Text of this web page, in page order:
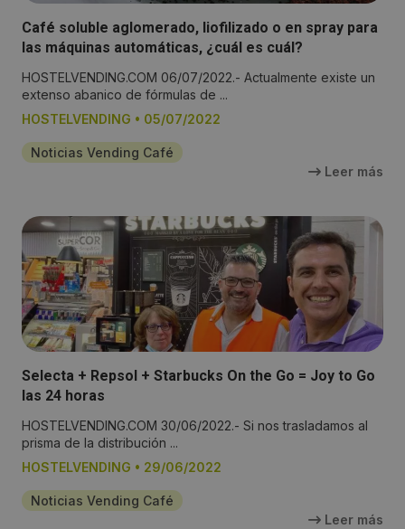
Café soluble aglomerado, liofilizado o en spray para
las máquinas automáticas, ¿cuál es cuál?
HOSTELVENDING.COM 06/07/2022.- Actualmente existe un
extenso abanico de fórmulas de ...
HOSTELVENDING • 05/07/2022
Noticias Vending Café
Leer más
Selecta + Repsol + Starbucks On the Go = Joy to Go
las 24 horas
HOSTELVENDING.COM 30/06/2022.- Si nos trasladamos al
prisma de la distribución ...
HOSTELVENDING • 29/06/2022
Noticias Vending Café
Leer más